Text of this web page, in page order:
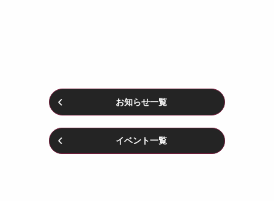
お知らせ一覧
イベント一覧